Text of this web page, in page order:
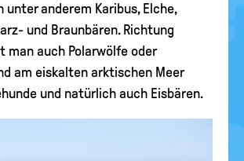
unter anderem Karibus, Elche,
und Braunbären. Richtung
man auch Polarwölfe oder
am eiskalten arktischen Meer
und natürlich auch Eisbären.